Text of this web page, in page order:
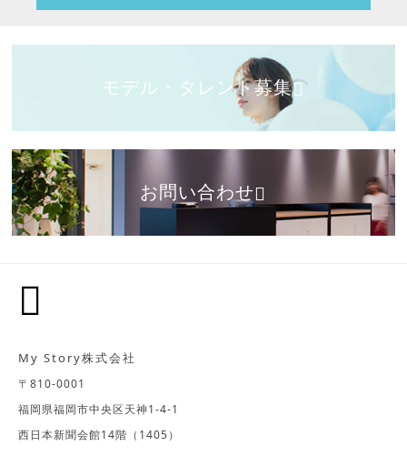
モデル・タレント募集
お問い合わせ
My Story株式会社
〒810-0001
福岡県福岡市中央区天神1-4-1
西日本新聞会館14階（1405）